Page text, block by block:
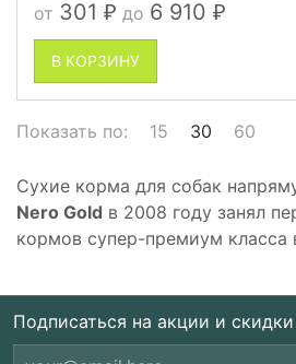
от 301 ₽ до 6 910 ₽
В КОРЗИНУ
Показать по: 15 30 60
Сухие корма для собак
Nero Gold в 2008 году занял
кормов супер-премиум класса
Подписаться на акции и скидки